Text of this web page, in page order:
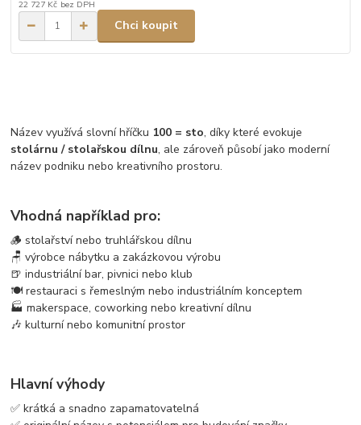
22 727 Kč bez DPH
Chci koupit
Název využívá slovní hříčku 100 = sto, díky které evokuje
stolárnu / stolařskou dílnu, ale zároveň působí jako moderní
název podniku nebo kreativního prostoru.
Vhodná například pro:
🪵 stolařství nebo truhlářskou dílnu
🪑 výrobce nábytku a zakázkovou výrobu
🍺 industriální bar, pivnici nebo klub
🍽️ restauraci s řemeslným nebo industriálním konceptem
🏭 makerspace, coworking nebo kreativní dílnu
🎶 kulturní nebo komunitní prostor
Hlavní výhody
✅ krátká a snadno zapamatovatelná